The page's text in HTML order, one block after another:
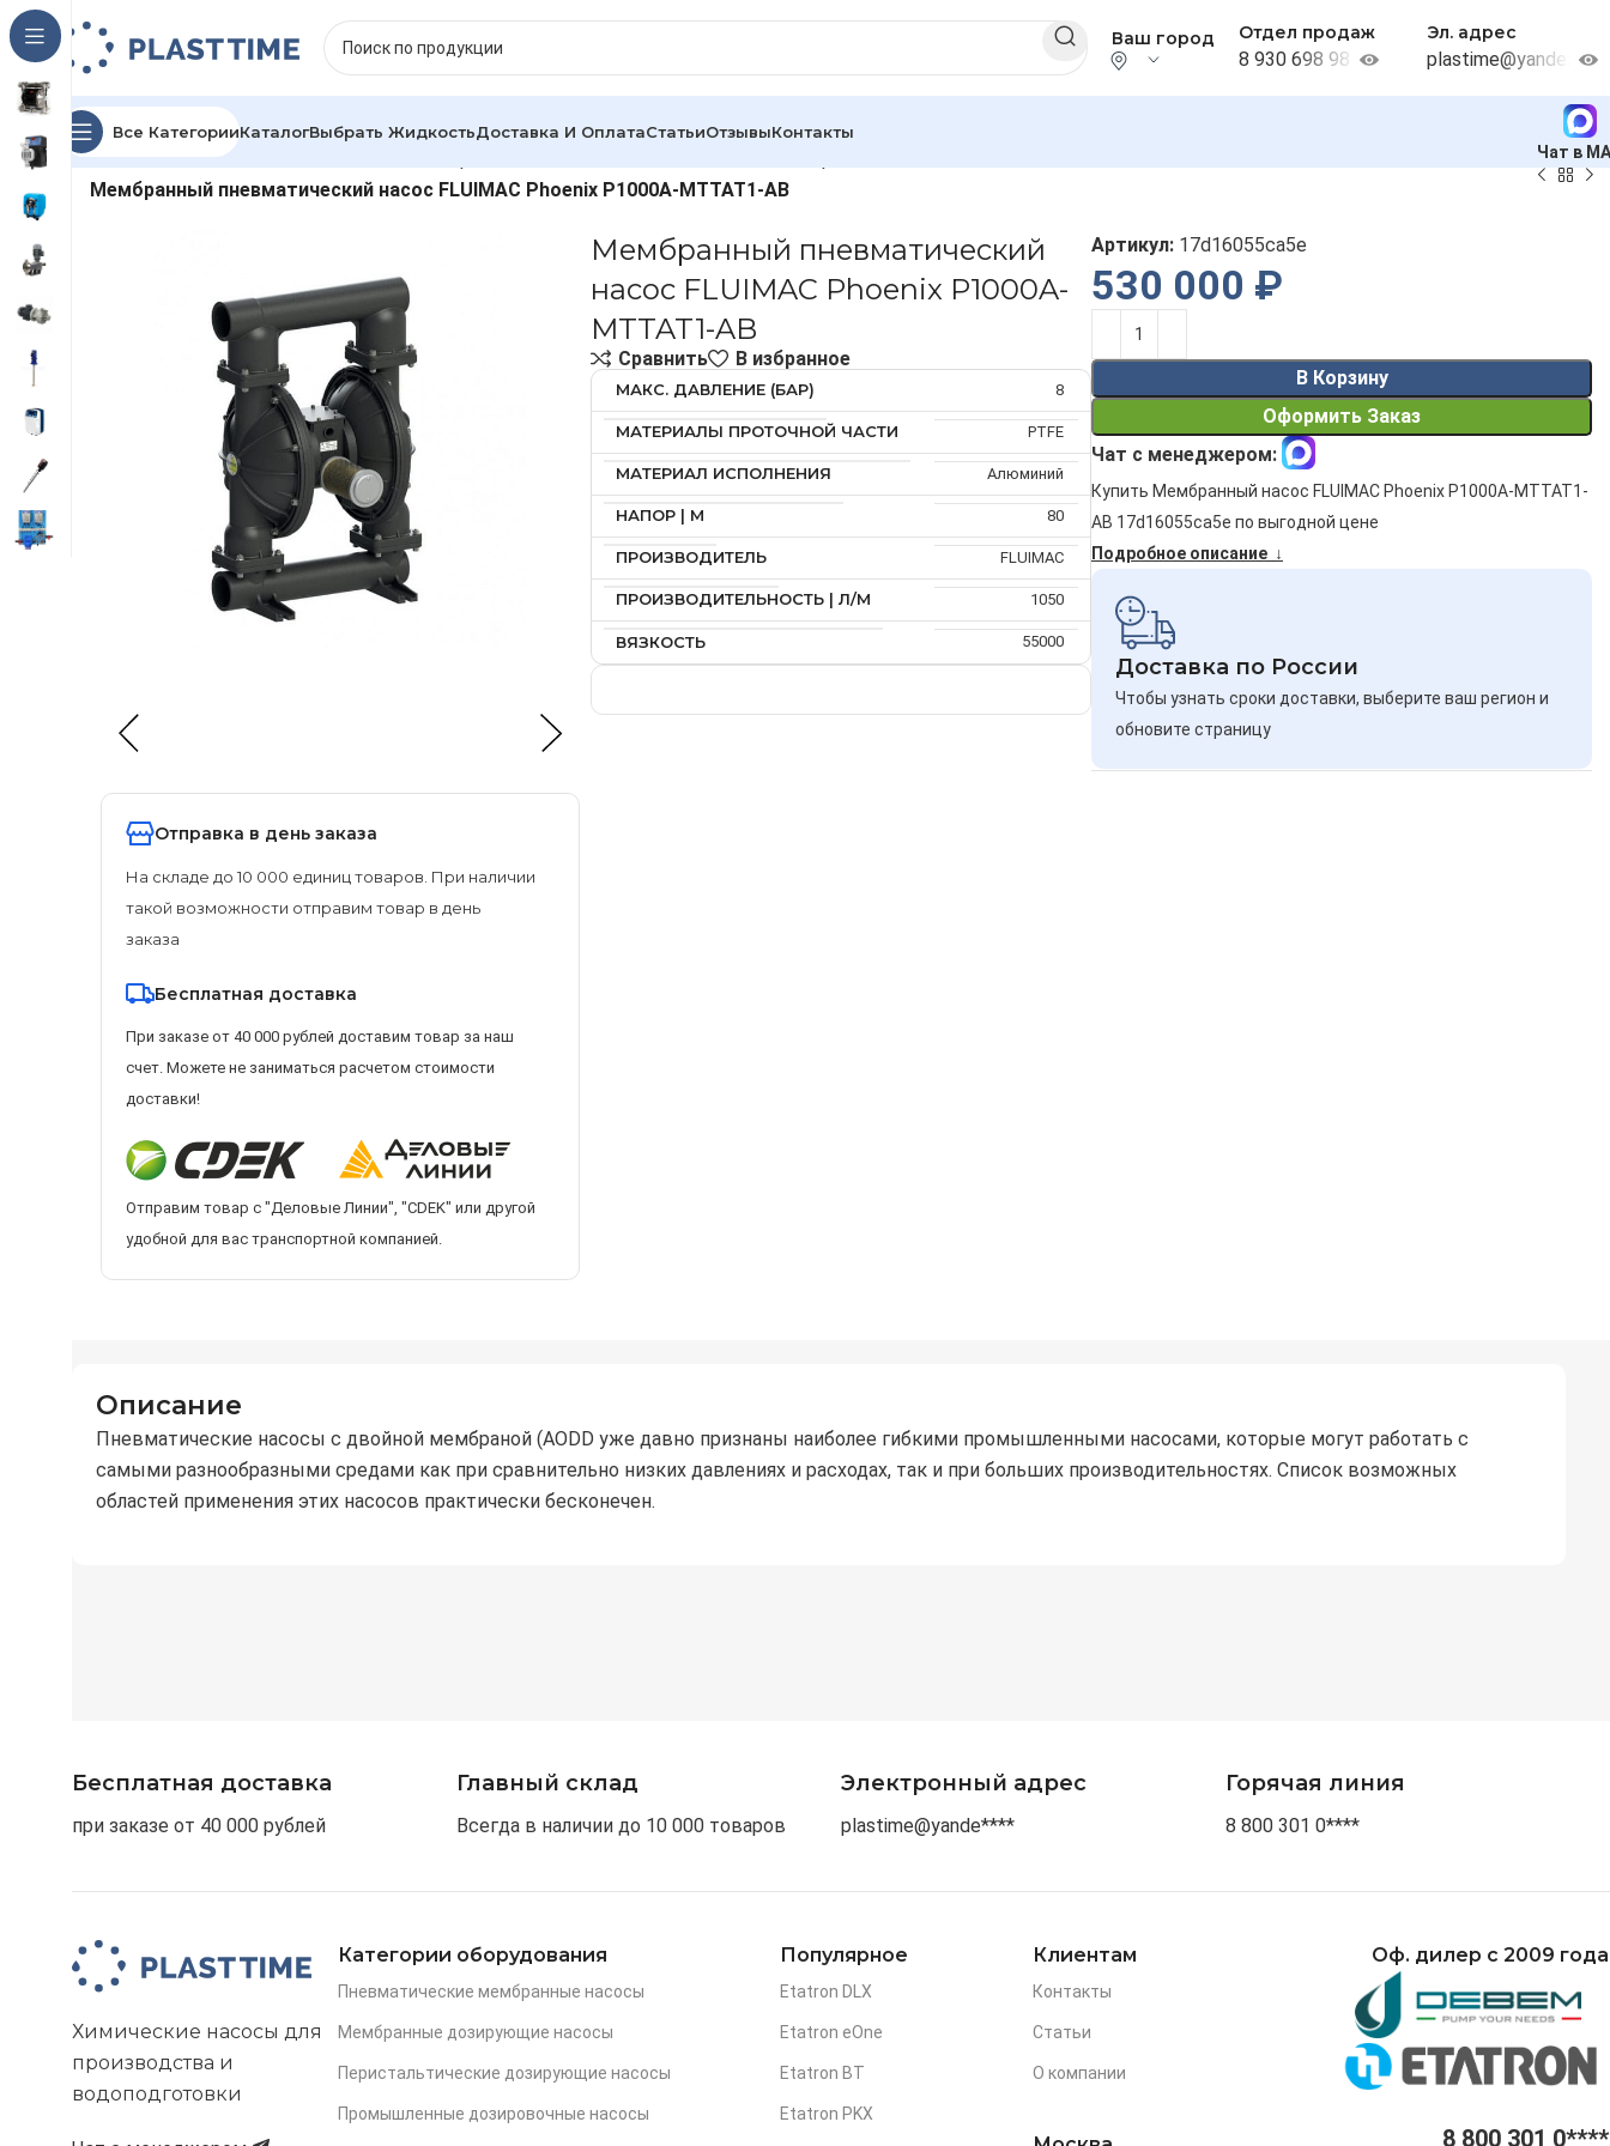
Ваш город Отдел продаж
8 930 698 98 38
Эл. адрес
plastime@yandex.ru
Все КатегорииКаталогВыбрать ЖидкостьДоставка И ОплатаСтатьиОтзывыКонтакты
Чат в
Главная Каталог
Мембранный пневматический насос FLUIMAC Phoenix P1000A-MTTAT1-AB
Отправка в день заказа
На складе до 10 000 единиц товаров. При наличии
такой возможности отправим товар в день
заказа
Бесплатная доставка
При заказе от 40 000 рублей доставим товар за наш
счет. Можете не заниматься расчетом стоимости
доставки!
Отправим товар с "Деловые Линии", "CDEK" или другой
удобной для вас транспортной компанией.
Мембранный пневматический
насос FLUIMAC Phoenix P1000A-
MTTAT1-AB
Сравнить В избранное
МАКС. ДАВЛЕНИЕ (БАР) 8
МАТЕРИАЛЫ ПРОТОЧНОЙ ЧАСТИ PTFE
МАТЕРИАЛ ИСПОЛНЕНИЯ Алюминий
НАПОР | М 80
ПРОИЗВОДИТЕЛЬ FLUIMAC
ПРОИЗВОДИТЕЛЬНОСТЬ | Л/М 1050
ВЯЗКОСТЬ 55000
Артикул: 17d16055ca5e
530 000 ₽
В Корзину
Оформить Заказ
Alternative:
Чат с менеджером:
Купить Мембранный насос FLUIMAC Phoenix P1000A-MTTAT1-
AB 17d16055ca5e по выгодной цене
Подробное описание ↓
Доставка по России
Чтобы узнать сроки доставки, выберите ваш регион и
обновите страницу
Описание
Пневматические насосы с двойной мембраной (АОDD уже давно признаны наиболее гибкими промышленными насосами, которые могут работать с
самыми разнообразными средами как при сравнительно низких давлениях и расходах, так и при больших производительностях. Список возможных
областей применения этих насосов практически бесконечен.
Бесплатная доставка
при заказе от 40 000 рублей
Главный склад
Всегда в наличии до 10 000 товаров
Электронный адрес
plastime@yande****
Горячая линия
8 800 301 0****
Химические насосы для
производства и
водоподготовки
Категории оборудования
Пневматические мембранные насосы
Мембранные дозирующие насосы
Перистальтические дозирующие насосы
Промышленные дозировочные насосы
Популярное
Etatron DLX
Etatron eOne
Etatron BT
Etatron PKX
Клиентам
Контакты
Статьи
О компании
Оф. дилер с 2009 года
8 800 301 0****